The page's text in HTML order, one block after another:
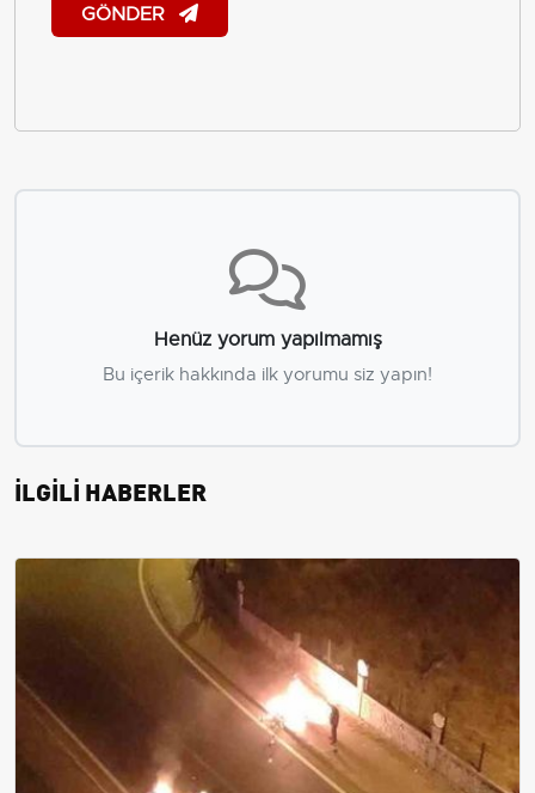
GÖNDER
Henüz yorum yapılmamış
Bu içerik hakkında ilk yorumu siz yapın!
İLGİLİ HABERLER